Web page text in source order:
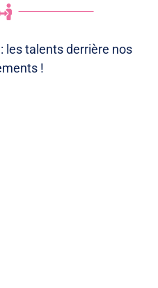
les talents derrière nos
!